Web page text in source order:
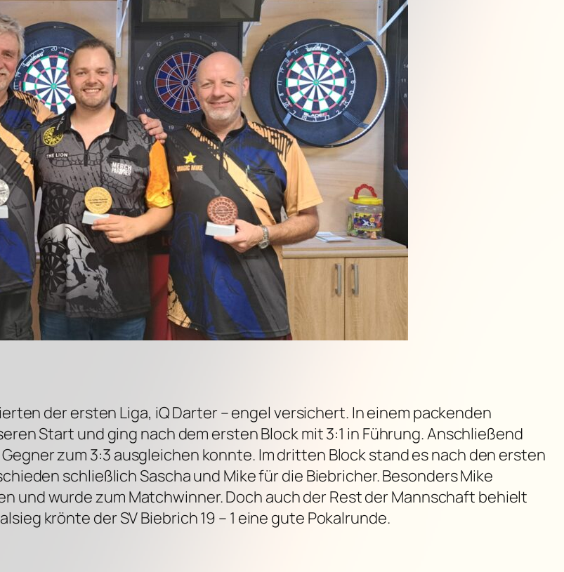
der ersten Liga, iQ Darter – engel versichert. In einem packenden
Start und ging nach dem ersten Block mit 3:1 in Führung. Anschließend
zum 3:3 ausgleichen konnte. Im dritten Block stand es nach den ersten
schließlich Sascha und Mike für die Biebricher. Besonders Mike
und wurde zum Matchwinner. Doch auch der Rest der Mannschaft behielt
krönte der SV Biebrich 19 – 1 eine gute Pokalrunde.